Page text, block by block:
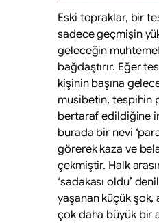
Eski topraklar, bir
sadece geçmişin
geleceğin
bağdaştırır. Eğer
kişinin başına
musibetin, tespihin
bertaraf edildiğine
burada bir nevi
görerek kaza ve
çekmiştir. Halk
‘sadakası oldu’
yaşanan küçük şok,
çok daha büyük bir